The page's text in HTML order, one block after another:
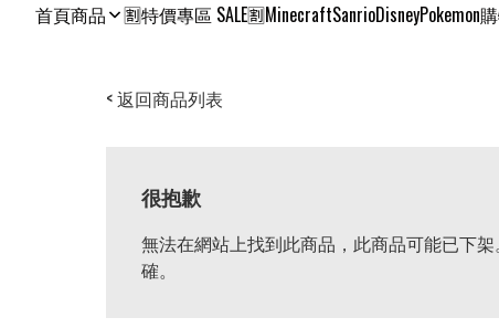
首頁商品 🈹特價專區 SALE🈹MinecraftSanrioDisneyPokemon
< 返回商品列表
很抱歉
無法在網站上找到此商品，此商品可能已下
確。